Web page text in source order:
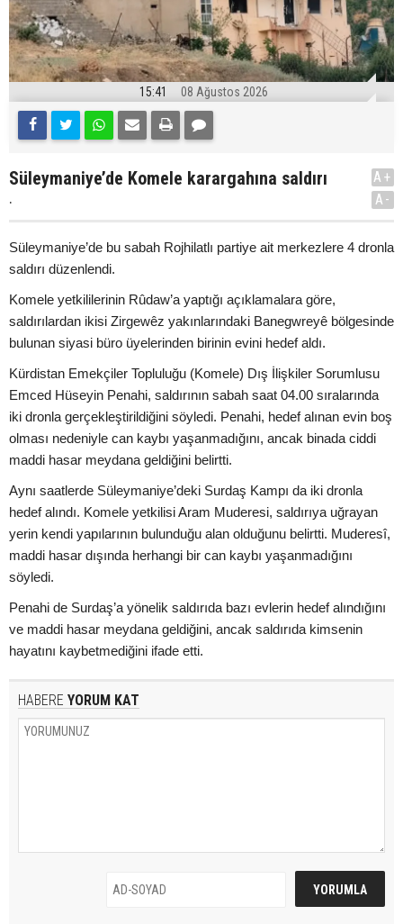
15:41 08 Ağustos 2026
Süleymaniye’de Komele karargahına saldırı
.
A+
A-
Süleymaniye’de bu sabah Rojhilatlı partiye ait merkezlere 4 dronla
saldırı düzenlendi.
Komele yetkililerinin Rûdaw’a yaptığı açıklamalara göre,
saldırılardan ikisi Zirgewêz yakınlarındaki Banegwreyê bölgesinde
bulunan siyasi büro üyelerinden birinin evini hedef aldı.
Kürdistan Emekçiler Topluluğu (Komele) Dış İlişkiler Sorumlusu
Emced Hüseyin Penahi, saldırının sabah saat 04.00 sıralarında
iki dronla gerçekleştirildiğini söyledi. Penahi, hedef alınan evin boş
olması nedeniyle can kaybı yaşanmadığını, ancak binada ciddi
maddi hasar meydana geldiğini belirtti.
Aynı saatlerde Süleymaniye’deki Surdaş Kampı da iki dronla
hedef alındı. Komele yetkilisi Aram Muderesi, saldırıya uğrayan
yerin kendi yapılarının bulunduğu alan olduğunu belirtti. Muderesî,
maddi hasar dışında herhangi bir can kaybı yaşanmadığını
söyledi.
Penahi de Surdaş’a yönelik saldırıda bazı evlerin hedef alındığını
ve maddi hasar meydana geldiğini, ancak saldırıda kimsenin
hayatını kaybetmediğini ifade etti.
HABERE YORUM KAT